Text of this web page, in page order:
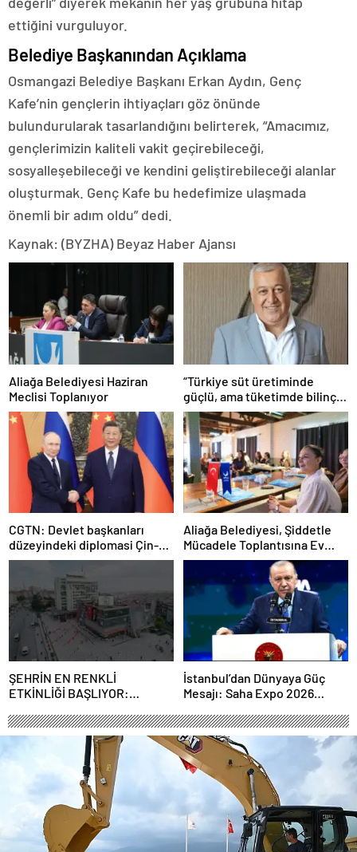
ettiğini vurguluyor.
Belediye Başkanından Açıklama
Osmangazi Belediye Başkanı Erkan Aydın, Genç
Kafe’nin gençlerin ihtiyaçları göz önünde
bulundurularak tasarlandığını belirterek, “Amacımız,
gençlerimizin kaliteli vakit geçirebileceği,
sosyalleşebileceği ve kendini geliştirebileceği alanlar
oluşturmak. Genç Kafe bu hedefimize ulaşmada
önemli bir adım oldu” dedi.
Kaynak: (BYZHA) Beyaz Haber Ajansı
Aliağa Belediyesi Haziran
Meclisi Toplanıyor
“Türkiye süt üretiminde
güçlü, ama tüketimde bilinç
şart”
CGTN: Devlet başkanları
düzeyindeki diplomasi Çin-
Rusya arasındaki büyüyen
ortaklığı güçlendiriyor
Aliağa Belediyesi, Şiddetle
Mücadele Toplantısına Ev
Sahipliği Yaptı
ŞEHRİN EN RENKLİ
ETKİNLİĞİ BAŞLIYOR:
FESTİVALİ” HEYECANI
GAZİOSMANPAŞA’DA
İstanbul’dan Dünyaya Güç
Mesajı: Saha Expo 2026